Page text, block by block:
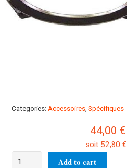
Categories: Accessoires, Spécifiques
44,00 €
soit 52,80 €
Porte
Add to cart